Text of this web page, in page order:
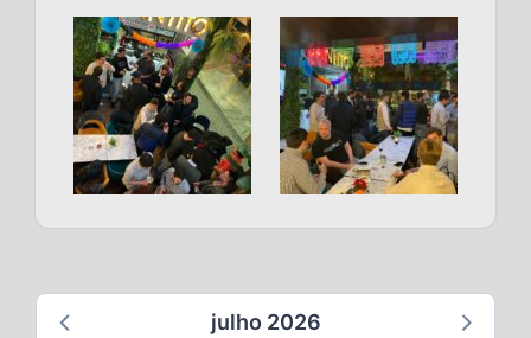
julho 2026